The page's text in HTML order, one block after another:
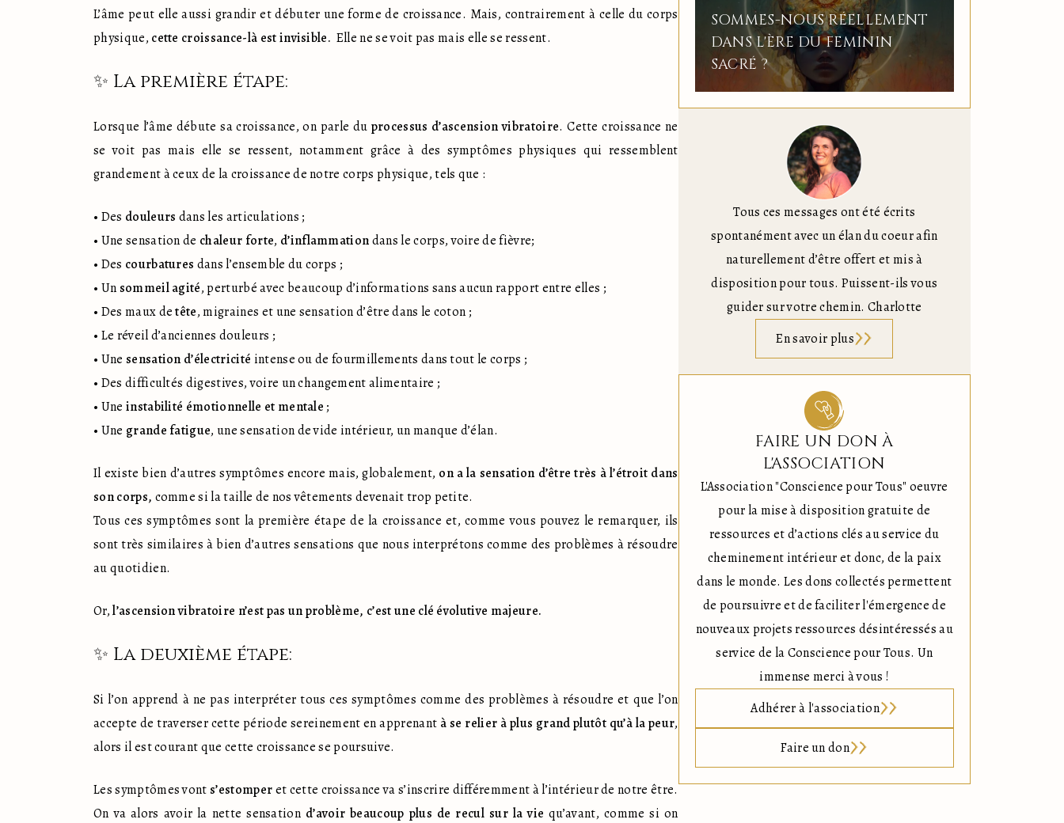
L’âme peut elle aussi grandir et débuter une forme de croissance. Mais, contrairement à celle du corps
physique, cette croissance-là est invisible.
  Elle ne se voit pas mais elle se ressent.
✨ La première étape:
Lorsque l’âme débute sa croissance, on parle du processus d’ascension vibratoire. Cette croissance ne
se voit pas mais elle se ressent, notamment grâce à des symptômes physiques qui ressemblent
grandement à ceux de la croissance de notre corps physique, tels que :
• Des douleurs dans les articulations ;
• Une sensation de chaleur forte, d’inflammation dans le corps, voire de fièvre;
• Des courbatures dans l’ensemble du corps ;
• Un sommeil agité, perturbé avec beaucoup d’informations sans aucun rapport entre elles ;
• Des maux de tête, migraines et une sensation d’être dans le coton ;
• Le réveil d’anciennes douleurs ;
• Une sensation d’électricité intense ou de fourmillements dans tout le corps ;
• Des difficultés digestives, voire un changement alimentaire ;
• Une instabilité émotionnelle et mentale ;
• Une grande fatigue, une sensation de vide intérieur, un manque d’élan.
Il existe bien d’autres symptômes encore mais, globalement, on a la sensation d’être très à l’étroit dans
son corps, comme si la taille de nos vêtements devenait trop petite.
Tous ces symptômes sont la première étape de la croissance et, comme vous pouvez le remarquer, ils
sont très similaires à bien d’autres sensations que nous interprétons comme des problèmes à résoudre
au quotidien.
Or, l’ascension vibratoire n’est pas un problème, c’est une clé évolutive majeure.
✨ La deuxième étape:
Si l’on apprend à ne pas interpréter tous ces symptômes comme des problèmes à résoudre et que l’on
accepte de traverser cette période sereinement en apprenant à se relier à plus grand plutôt qu’à la peur,
alors il est courant que cette croissance se poursuive.
Les symptômes vont s’estomper et cette croissance va s’inscrire différemment à l’intérieur de notre être.
On va alors avoir la nette sensation d’avoir beaucoup plus de recul sur la vie qu’avant, comme si on
SOMMES-NOUS RÉELLEMENT
DANS L'ÈRE DU FEMININ
SACRÉ ?
Tous ces messages ont été écrits
spontanément avec un élan du coeur afin
naturellement d’être offert et mis à
disposition pour tous. Puissent-ils vous
guider sur votre chemin. Charlotte
En savoir plus
FAIRE UN DON À
L'ASSOCIATION
L'Association "Conscience pour Tous" oeuvre
pour la mise à disposition gratuite de
ressources et d’actions clés au service du
cheminement intérieur et donc, de la paix
dans le monde. Les dons collectés permettent
de poursuivre et de faciliter l'émergence de
nouveaux projets ressources désintéressés au
service de la Conscience pour Tous. Un
immense merci à vous !
Adhérer à l'association
Faire un don